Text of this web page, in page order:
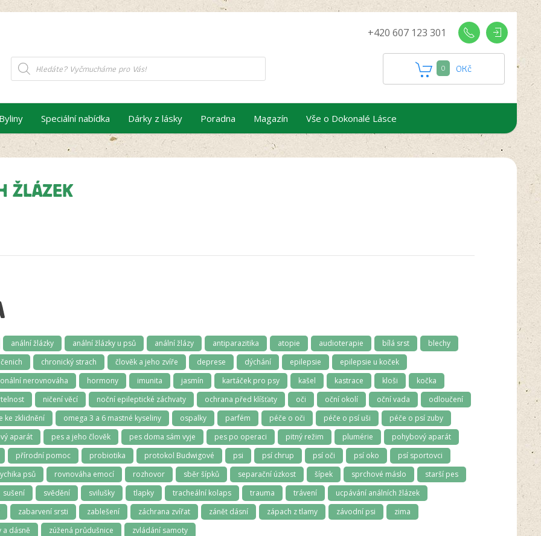
+420 607 123 301
Products
search 0 0Kč
Byliny Speciální nabídka Dárky z lásky Poradna Magazín Vše o Dokonalé Lásce
ŽLÁZEK
anální žlázky anální žlázky u psů anální žlázy antiparazitika atopie audioterapie bílá srst
blechy
čenich chronický strach člověk a jeho zvíře deprese dýchání epilepsie
epilepsie u koček
nerovnováha hormony imunita jasmín kartáček pro psy kašel kastrace kloši
kočka
ničení věcí noční epileptické záchvaty ochrana před klíšťaty oči oční okolí oční vada
odloučení
ke zklidnění omega 3 a 6 mastné kyseliny ospalky parfém péče o oči péče o psí uši
péče o psí zuby
aparát pes a jeho člověk pes doma sám vyje pes po operaci pitný režim plumérie
pohybový aparát
přírodní pomoc probiotika protokol Budwigové psi psí chrup psí oči psí oko
psí sportovci
psů rovnováha emocí rozhovor sběr šípků separační úzkost šípek sprchové máslo
starší pes
sušení svědění svilušky tlapky tracheální kolaps trauma trávení
ucpávání análních žlázek
zabarvení srsti zablešení záchrana zvířat zánět dásní zápach z tlamy závodní psi
zima
a dásně zúžená průdušnice zvládání samoty